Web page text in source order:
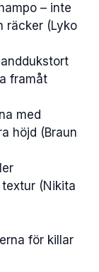
– inte
räcker (Lyko
framåt
med
höjd (Braun
(Nikita
för killar